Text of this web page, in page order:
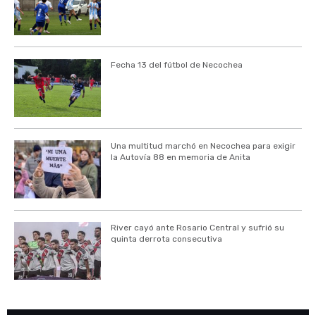
Fecha 13 del fútbol de Necochea
Una multitud marchó en Necochea para exigir
la Autovía 88 en memoria de Anita
River cayó ante Rosario Central y sufrió su
quinta derrota consecutiva